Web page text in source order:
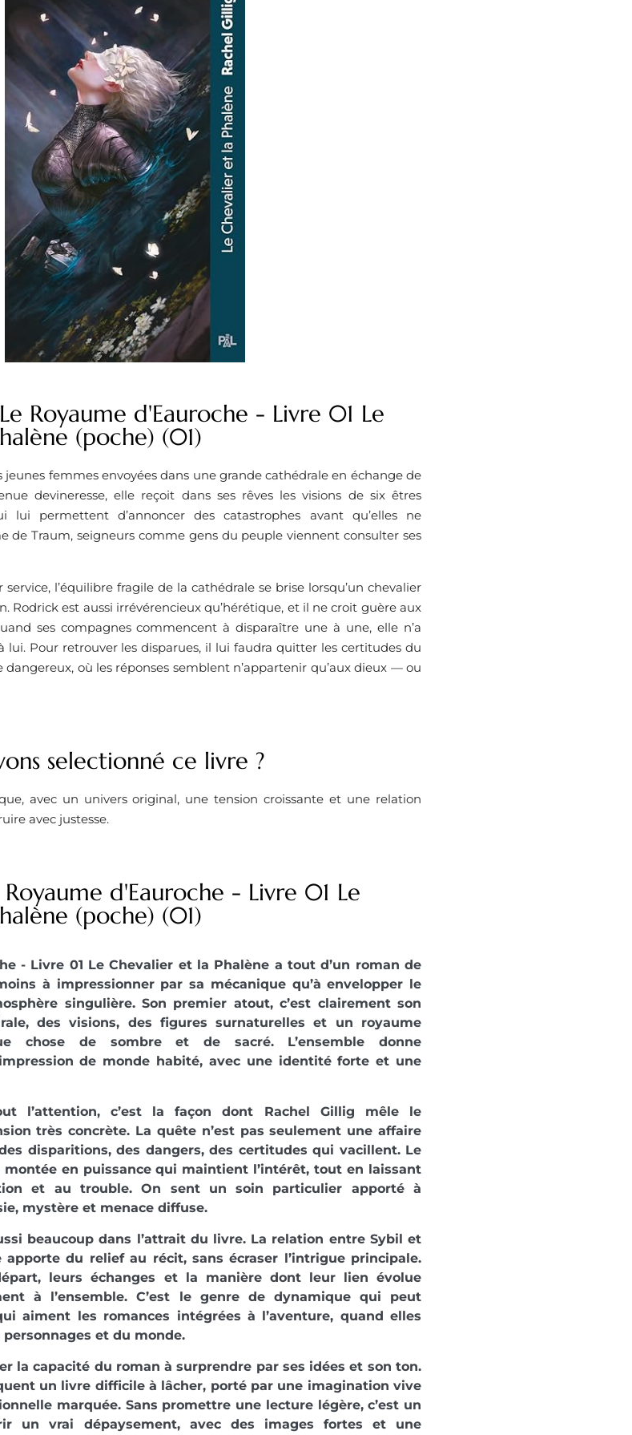
Royaume d'Eauroche - Livre 01 Le
(poche) (01)
femmes envoyées dans une grande cathédrale en échange de
devineresse, elle reçoit dans ses rêves les visions de six êtres
lui permettent d’annoncer des catastrophes avant qu’elles ne
de Traum, seigneurs comme gens du peuple viennent consulter ses
l’équilibre fragile de la cathédrale se brise lorsqu’un chevalier
Rodrick est aussi irrévérencieux qu’hérétique, et il ne croit guère aux
ses compagnes commencent à disparaître une à une, elle n’a
lui. Pour retrouver les disparues, il lui faudra quitter les certitudes du
où les réponses semblent n’appartenir qu’aux dieux — ou
selectionné ce livre ?
avec un univers original, une tension croissante et une relation
avec justesse.
d'Eauroche - Livre 01 Le
(poche) (01)
- Livre 01 Le Chevalier et la Phalène a tout d’un roman de
à impressionner par sa mécanique qu’à envelopper le
singulière. Son premier atout, c’est clairement son
des visions, des figures surnaturelles et un royaume
chose de sombre et de sacré. L’ensemble donne
de monde habité, avec une identité forte et une
l’attention, c’est la façon dont Rachel Gillig mêle le
très concrète. La quête n’est pas seulement une affaire
disparitions, des dangers, des certitudes qui vacillent. Le
montée en puissance qui maintient l’intérêt, tout en laissant
et au trouble. On sent un soin particulier apporté à
mystère et menace diffuse.
beaucoup dans l’attrait du livre. La relation entre Sybil et
apporte du relief au récit, sans écraser l’intrigue principale.
leurs échanges et la manière dont leur lien évolue
à l’ensemble. C’est le genre de dynamique qui peut
aiment les romances intégrées à l’aventure, quand elles
et du monde.
la capacité du roman à surprendre par ses idées et son ton.
un livre difficile à lâcher, porté par une imagination vive
marquée. Sans promettre une lecture légère, c’est un
un vrai dépaysement, avec des images fortes et une